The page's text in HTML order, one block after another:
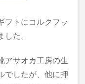
フトにコルクフッ
した。
アサオカ工房の生
でしたが、他に押